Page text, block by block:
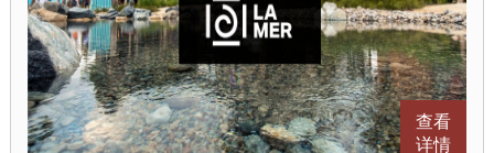
查看
详情